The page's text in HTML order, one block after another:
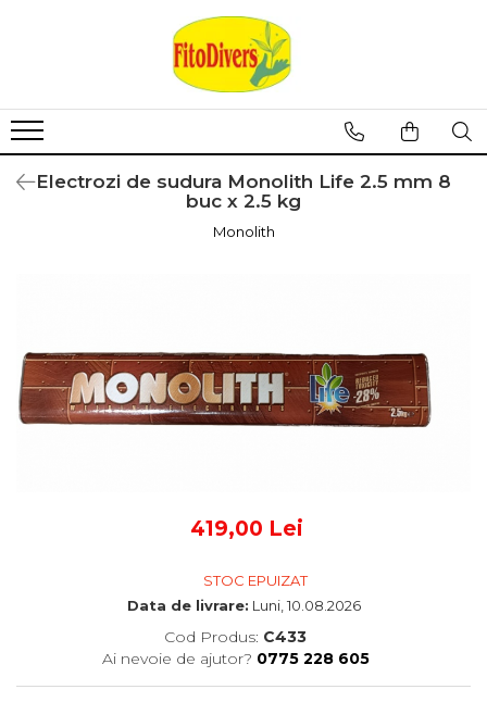
Electrozi de sudura Monolith Life 2.5 mm 8
buc x 2.5 kg
Monolith
419,00 Lei
STOC EPUIZAT
Data de livrare: Luni, 10.08.2026
Cod Produs: C433
Ai nevoie de ajutor? 0775 228 605